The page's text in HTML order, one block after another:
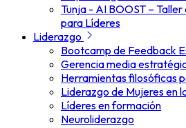
Tunja - AI BOOST –
para Líderes
Liderazgo
Bootcamp de Feedback
Gerencia media
Herramientas filosóficas
Liderazgo de Mujeres en
Líderes en formación
Neuroliderazgo